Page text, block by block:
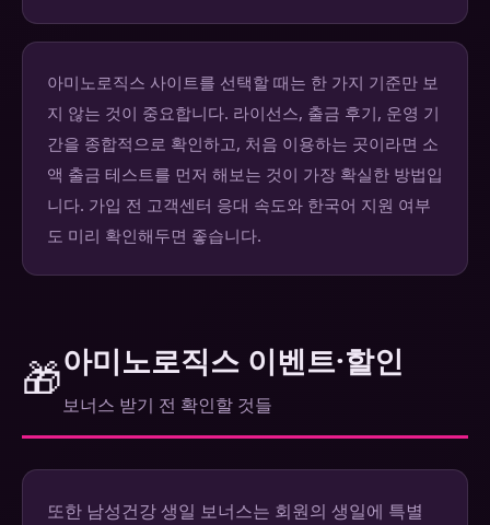
아미노로직스 사이트를 선택할 때는 한 가지 기준만 보
지 않는 것이 중요합니다. 라이선스, 출금 후기, 운영 기
간을 종합적으로 확인하고, 처음 이용하는 곳이라면 소
액 출금 테스트를 먼저 해보는 것이 가장 확실한 방법입
니다. 가입 전 고객센터 응대 속도와 한국어 지원 여부
도 미리 확인해두면 좋습니다.
🎁아미노로직스 이벤트·할인
보너스 받기 전 확인할 것들
또한 남성건강 생일 보너스는 회원의 생일에 특별